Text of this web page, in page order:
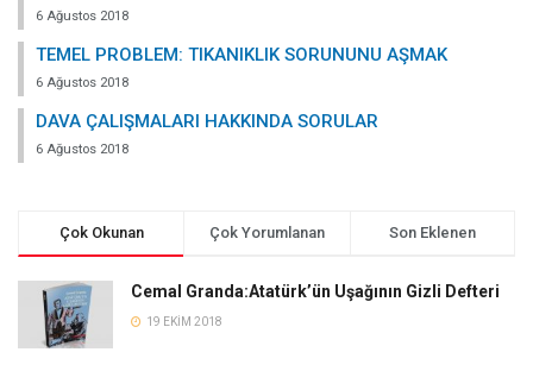
6 Ağustos 2018
TEMEL PROBLEM: TIKANIKLIK SORUNUNU AŞMAK
6 Ağustos 2018
DAVA ÇALIŞMALARI HAKKINDA SORULAR
6 Ağustos 2018
Çok Okunan Çok Yorumlanan Son Eklenen
Cemal Granda:Atatürk’ün Uşağının Gizli Defteri
19 EKIM 2018